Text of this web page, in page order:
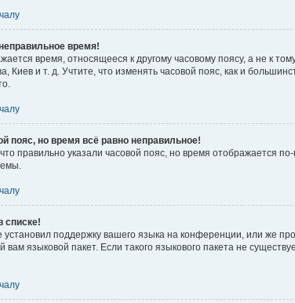
время!
время, относящееся к другому часовому поясу, а не к
Киев и т. д. Учтите, что изменять часовой пояс, как и
пояс, но время всё равно неправильное!
правильно указали часовой пояс, но время отображается
списке!
установил поддержку вашего языка на конференции, или же
вам языковой пакет. Если такого языкового пакета не